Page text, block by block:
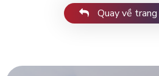
Quay về trang